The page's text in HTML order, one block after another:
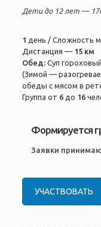
Дети до 12 лет —
1 день / Сложность
Дистанция — 15 км
Обед:Суп
(Зимой —
обеды с мясом в
Группа от 6до 16
Формируется
Заявки
УЧАСТВОВАТЬ